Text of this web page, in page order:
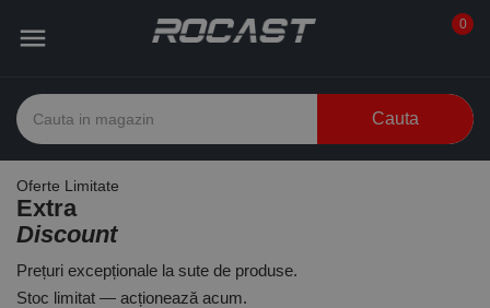
 0
Cauta
Oferte Limitate
Extra
Discount
Prețuri excepționale la sute de produse.
Stoc limitat — acționează acum.